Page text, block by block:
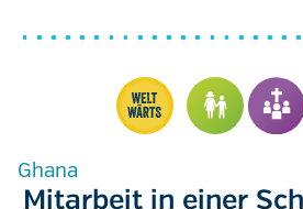
Ghana
Mitarbeit in einer